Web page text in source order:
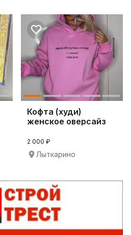
Кофта (худи)
женское оверсайз
2 000 ₽
Лыткарино